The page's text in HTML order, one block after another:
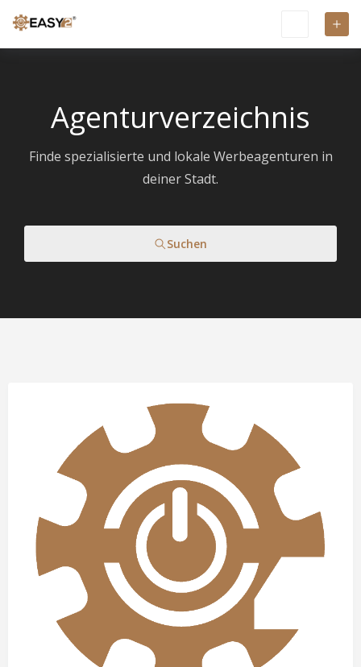
Agenturverzeichnis
Finde spezialisierte und lokale Werbeagenturen in
deiner Stadt.
Suchen